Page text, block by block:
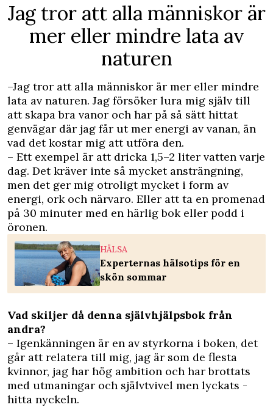
Jag tror att alla människor är
mer eller mindre lata av
naturen
–Jag tror att alla människor är mer eller mindre
lata av naturen. Jag försöker lura mig själv till
att skapa bra vanor och har på så sätt hittat
genvägar där jag får ut mer energi av vanan, än
vad det kostar mig att utföra den.
– Ett exempel är att dricka 1,5–2 liter vatten varje
dag. Det kräver inte så mycket ansträngning,
men det ger mig otroligt mycket i form av
energi, ork och närvaro. Eller att ta en promenad
på 30 minuter med en härlig bok eller podd i
öronen.
HÄLSA
Experternas hälsotips för en
skön sommar
Vad skiljer då denna självhjälpsbok från
andra?
– Igenkänningen är en av styrkorna i boken, det
går att relatera till mig, jag är som de flesta
kvinnor, jag har hög ambition och har brottats
med utmaningar och självtvivel men lyckats ­
hitta nyckeln.